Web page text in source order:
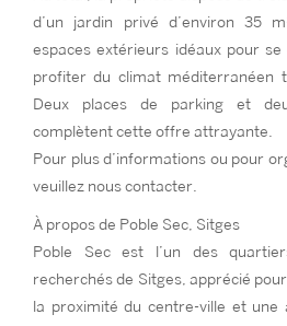
d’un jardin privé d’environ 35
espaces extérieurs idéaux pour
profiter du climat méditerranéen
Deux places de parking et
complètent cette offre attrayante.
Pour plus d’informations ou pour
veuillez nous contacter.
À propos de Poble Sec, Sitges
Poble Sec est l’un des
recherchés de Sitges, apprécié
la proximité du centre-ville et